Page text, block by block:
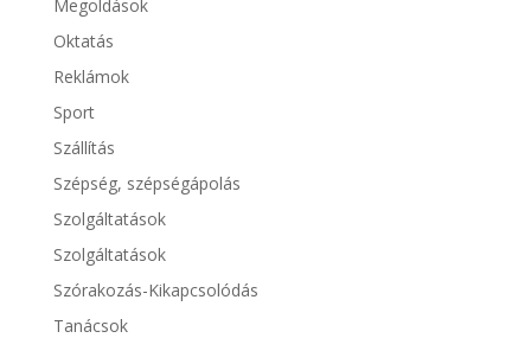
Megoldások
Oktatás
Reklámok
Sport
Szállítás
Szépség, szépségápolás
Szolgáltatások
Szolgáltatások
Szórakozás-Kikapcsolódás
Tanácsok